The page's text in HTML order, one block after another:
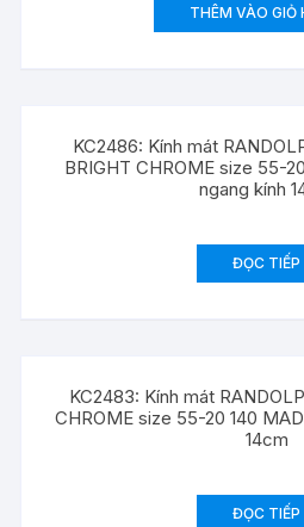
THÊM VÀO GIỎ
KC2486: Kính mát
BRIGHT CHROME size 55-
ngang kính
ĐỌC TIẾP
KC2483: Kính mát
CHROME size 55-20 140
14cm
ĐỌC TIẾP